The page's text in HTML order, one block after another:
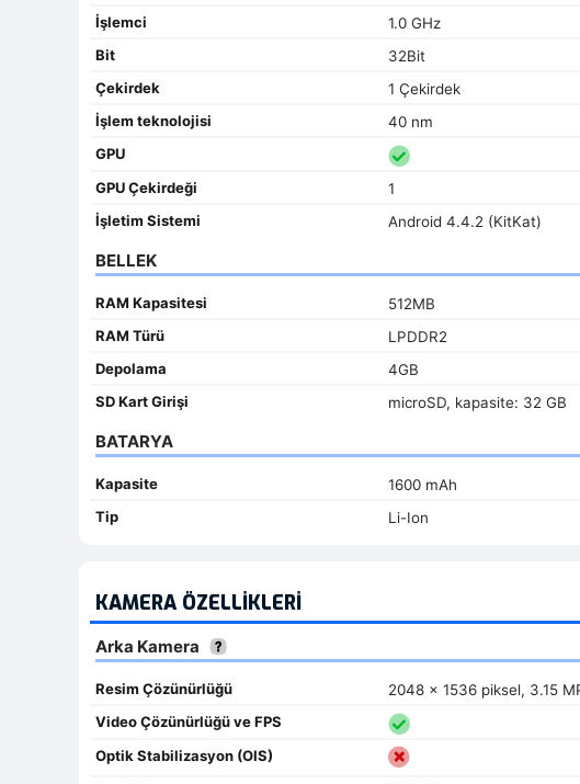
İşlemci
1.0 GHz
Bit
32Bit
Çekirdek
1 Çekirdek
İşlem teknolojisi
40 nm
GPU
GPU Çekirdeği
1
İşletim Sistemi
Android 4.4.2 (KitKat)
BELLEK
RAM Kapasitesi
512MB
RAM Türü
LPDDR2
Depolama
4GB
SD Kart Girişi
microSD, kapasite: 32 GB
BATARYA
Kapasite
1600 mAh
Tip
Li-Ion
KAMERA ÖZELLIKLERI
Arka Kamera
Resim Çözünürlüğü
2048 x 1536 piksel, 3.15
Video Çözünürlüğü ve FPS
Optik Stabilizasyon (OIS)